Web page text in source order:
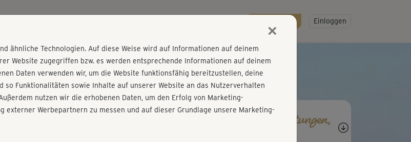
Gratis testen! Einloggen
Fragen, Antworten, Bewertungen,
×
ähnliche Technologien. Auf diese Weise wird auf Informationen auf deinem
Website zugegriffen bzw. es werden entsprechende Informationen auf deinem
Daten verwenden wir, um die Website funktionsfähig bereitzustellen, deine
so Funktionalitäten sowie Inhalte auf unserer Website an das Nutzerverhalten
nutzen wir die erhobenen Daten, um den Erfolg von Marketing-
externer Werbepartnern zu messen und auf dieser Grundlage unsere Marketing-